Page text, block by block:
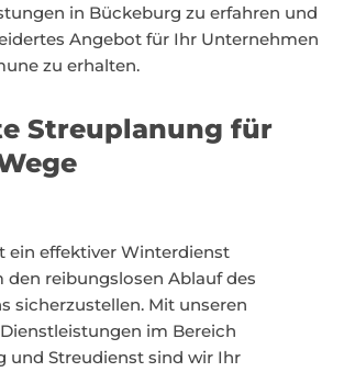
in Bückeburg zu erfahren und
Angebot für Ihr Unternehmen
zu erhalten.
Streuplanung für
ein effektiver Winterdienst
den reibungslosen Ablauf des
sicherzustellen. Mit unseren
im Bereich
und Streudienst sind wir Ihr